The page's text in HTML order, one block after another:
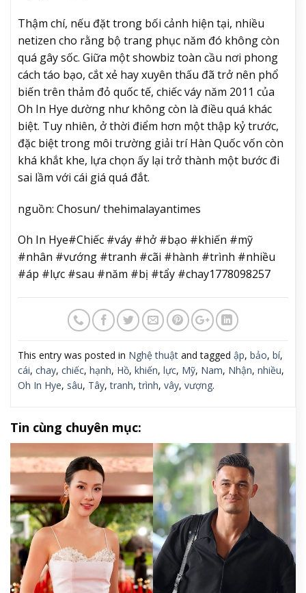
Thậm chí, nếu đặt trong bối cảnh hiện tại, nhiều
netizen cho rằng bộ trang phục năm đó không còn
quá gây sốc. Giữa một showbiz toàn cầu nơi phong
cách táo bạo, cắt xẻ hay xuyên thấu đã trở nên phổ
biến trên thảm đỏ quốc tế, chiếc váy năm 2011 của
Oh In Hye dường như không còn là điều quá khác
biệt. Tuy nhiên, ở thời điểm hơn một thập kỷ trước,
đặc biệt trong môi trường giải trí Hàn Quốc vốn còn
khá khắt khe, lựa chọn ấy lại trở thành một bước đi
sai lầm với cái giá quá đắt.
nguồn: Chosun/ thehimalayantimes
Oh In Hye#Chiếc #váy #hở #bạo #khiến #mỹ
#nhân #vướng #tranh #cãi #hành #trình #nhiều
#áp #lực #sau #năm #bị #tẩy #chay1778098257
This entry was posted in Nghệ thuật and tagged ập, bảo, bí,
cái, chay, chiếc, hạnh, Hồ, khiến, lực, Mỹ, Nam, Nhận, nhiều,
Oh In Hye, sâu, Tây,tranh,trình, vây, vượng.
Tin cùng chuyên mục: